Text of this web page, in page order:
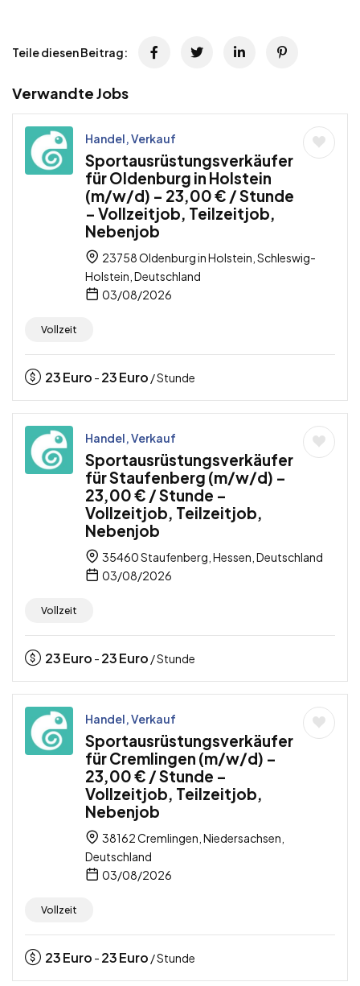
Teile diesen Beitrag:
Verwandte Jobs
Handel, Verkauf
Sportausrüstungsverkäufer
für Oldenburg in Holstein
(m/w/d) – 23,00 € / Stunde
– Vollzeitjob, Teilzeitjob,
Nebenjob
23758 Oldenburg in Holstein, Schleswig-
Holstein, Deutschland
03/08/2026
Vollzeit
23Euro - 23Euro / Stunde
Handel, Verkauf
Sportausrüstungsverkäufer
für Staufenberg (m/w/d) –
23,00 € / Stunde –
Vollzeitjob, Teilzeitjob,
Nebenjob
35460 Staufenberg, Hessen, Deutschland
03/08/2026
Vollzeit
23Euro - 23Euro / Stunde
Handel, Verkauf
Sportausrüstungsverkäufer
für Cremlingen (m/w/d) –
23,00 € / Stunde –
Vollzeitjob, Teilzeitjob,
Nebenjob
38162 Cremlingen, Niedersachsen,
Deutschland
03/08/2026
Vollzeit
23Euro - 23Euro / Stunde